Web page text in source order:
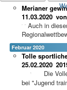
Merianer
11.03.2020
Auch in
Februar 2020
Tolle
25.02.2020
Die
bei "Jugend